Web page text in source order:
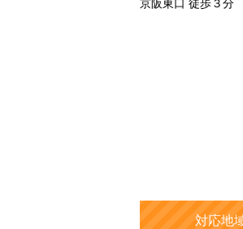
京阪東口 徒歩３分
対応地